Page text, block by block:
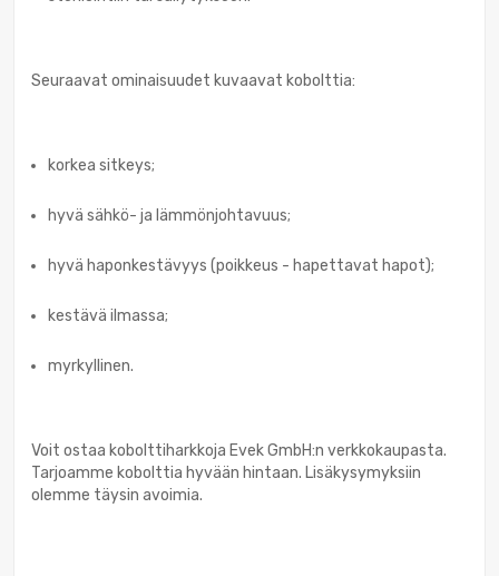
Seuraavat ominaisuudet kuvaavat kobolttia:
korkea sitkeys;
hyvä sähkö- ja lämmönjohtavuus;
hyvä haponkestävyys (poikkeus - hapettavat hapot);
kestävä ilmassa;
myrkyllinen.
Voit ostaa kobolttiharkkoja Evek GmbH:n verkkokaupasta.
Tarjoamme kobolttia hyvään hintaan. Lisäkysymyksiin
olemme täysin avoimia.